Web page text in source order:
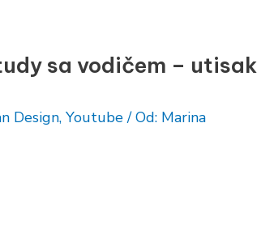
sa vodičem – utisak
Design, Youtube / Od: Marina